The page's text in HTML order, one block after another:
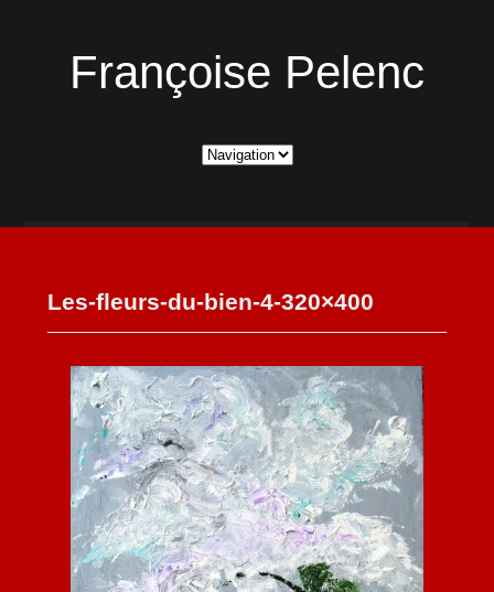
Françoise Pelenc
Les-fleurs-du-bien-4-320×400